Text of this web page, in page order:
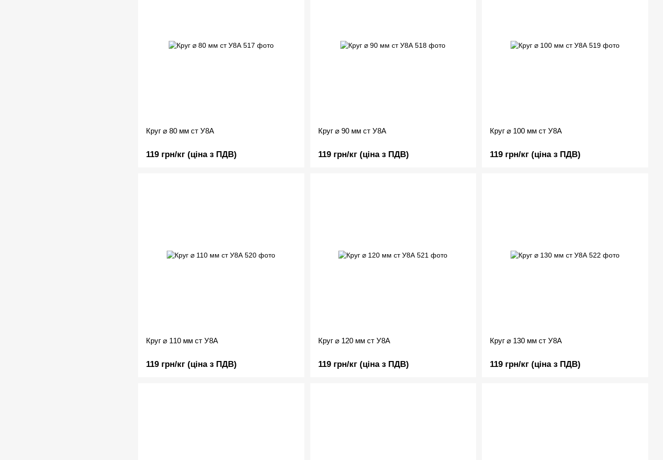
Круг ⌀ 80 мм ст У8А
119 грн/кг (ціна з ПДВ)
Круг ⌀ 90 мм ст У8А
119 грн/кг (ціна з ПДВ)
Круг ⌀ 100 мм ст У8А
119 грн/кг (ціна з ПДВ)
Круг ⌀ 110 мм ст У8А
119 грн/кг (ціна з ПДВ)
Круг ⌀ 120 мм ст У8А
119 грн/кг (ціна з ПДВ)
Круг ⌀ 130 мм ст У8А
119 грн/кг (ціна з ПДВ)